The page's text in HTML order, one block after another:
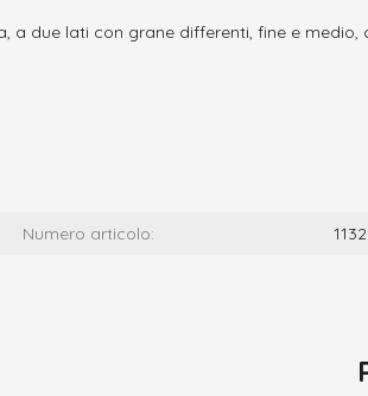
a due lati con grane differenti, fine e
Numero articolo: